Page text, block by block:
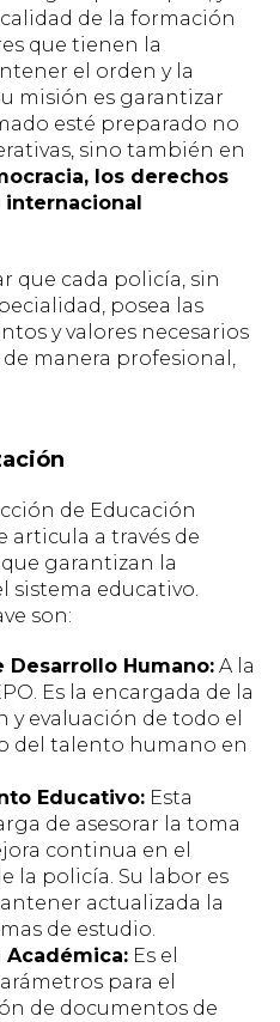
de la formación
que tienen la
el orden y la
misión es garantizar
esté preparado no
sino también en
los derechos
internacional
que cada policía, sin
posea las
y valores necesarios
manera profesional,
de Educación
articula a través de
garantizan la
sistema educativo.
son:
Desarrollo Humano: A la
Es la encargada de la
y evaluación de todo el
del talento humano en
Educativo: Esta
de asesorar la toma
continua en el
la policía. Su labor es
actualizada la
de estudio.
Académica: Es el
para el
de documentos de